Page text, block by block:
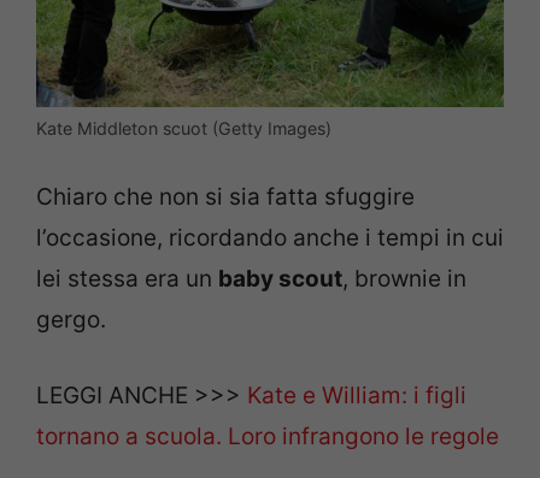
Kate Middleton scuot (Getty Images)
Chiaro che non si sia fatta sfuggire
l’occasione, ricordando anche i tempi in cui
lei stessa era un baby scout, brownie in
gergo.
LEGGI ANCHE >>> Kate e William: i figli
tornano a scuola. Loro infrangono le regole